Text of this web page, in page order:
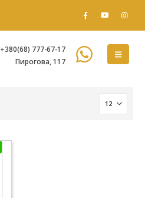
+380(68) 777-67-17
Пирогова, 117